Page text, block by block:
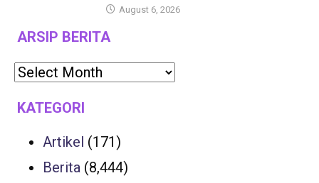
August 6, 2026
ARSIP BERITA
KATEGORI
Artikel (171)
Berita (8,444)